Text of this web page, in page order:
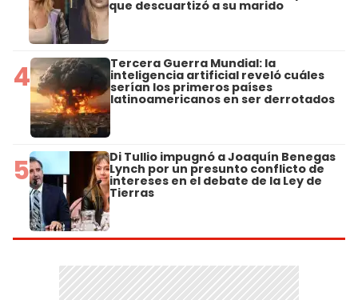
que descuartizó a su marido
4 Tercera Guerra Mundial: la
inteligencia artificial reveló cuáles
serían los primeros países
latinoamericanos en ser derrotados
5 Di Tullio impugnó a Joaquín Benegas
Lynch por un presunto conflicto de
intereses en el debate de la Ley de
Tierras